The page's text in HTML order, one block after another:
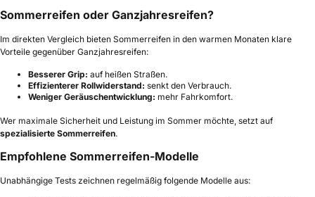
Sommerreifen oder Ganzjahresreifen?
Im direkten Vergleich bieten Sommerreifen in den warmen Monaten klare
Vorteile gegenüber Ganzjahresreifen:
Besserer Grip: auf heißen Straßen.
Effizienterer Rollwiderstand: senkt den Verbrauch.
Weniger Geräuschentwicklung: mehr Fahrkomfort.
Wer maximale Sicherheit und Leistung im Sommer möchte, setzt auf
spezialisierte Sommerreifen.
Empfohlene Sommerreifen-Modelle
Unabhängige Tests zeichnen regelmäßig folgende Modelle aus: